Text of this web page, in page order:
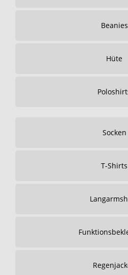
Beanies
Hüte
Socken
T-Shirts